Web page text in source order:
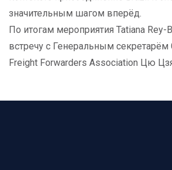
значительным шагом вперёд.
По итогам мероприятия Tatiana Rey-
встречу с Генеральным секретарём
Freight Forwarders Association Цю